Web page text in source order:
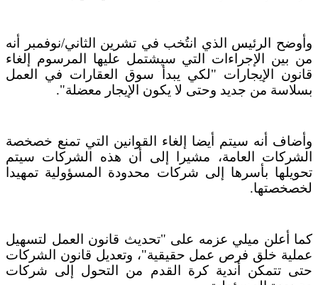
وأوضح الرئيس الذي انتُخب في تشرين الثاني/نوفمبر أنه
من بين الإجراءات التي سيشتمل عليها المرسوم إلغاء
قانون الإيجارات "لكي يبدأ سوق العقارات في العمل
بسلاسة من جديد وحتى لا يكون الإيجار معضلة".
وأضاف أنه سيتم أيضا إلغاء القوانين التي تمنع خصخصة
الشركات العامة، مشيرا إلى أن هذه الشركات سيتم
تحويلها بأسرها إلى شركات محدودة المسؤولية تمهيدا
لخصخصتها.
كما أعلن ميلي عزمه على "تحديث قانون العمل لتسهيل
عملية خلق فرص عمل حقيقية"، وتعديل قانون الشركات
حتى تتمكن أندية كرة القدم من التحول إلى شركات